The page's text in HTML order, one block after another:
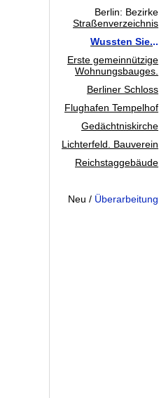
Berlin: Bezirke
Straßenverzeichnis
Wussten Sie...
Erste gemeinnützige
Wohnungsbauges.
Berliner Schloss
Flughafen Tempelhof
Gedächtniskirche
Lichterfeld. Bauverein
Reichstaggebäude
Neu / Überarbeitung